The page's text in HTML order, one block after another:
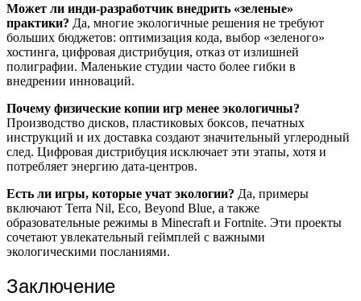
Может ли инди-разработчик внедрить «зеленые»
практики? Да, многие экологичные решения не требуют
больших бюджетов: оптимизация кода, выбор «зеленого»
хостинга, цифровая дистрибуция, отказ от излишней
полиграфии. Маленькие студии часто более гибки в
внедрении инноваций.
Почему физические копии игр менее экологичны?
Производство дисков, пластиковых боксов, печатных
инструкций и их доставка создают значительный углеродный
след. Цифровая дистрибуция исключает эти этапы, хотя и
потребляет энергию дата-центров.
Есть ли игры, которые учат экологии? Да, примеры
включают Terra Nil, Eco, Beyond Blue, а также
образовательные режимы в Minecraft и Fortnite. Эти проекты
сочетают увлекательный геймплей с важными
экологическими посланиями.
Заключение